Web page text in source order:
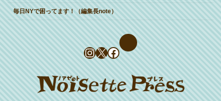
毎日NYで困ってます！（編集長note）
Instagram
X Facebook